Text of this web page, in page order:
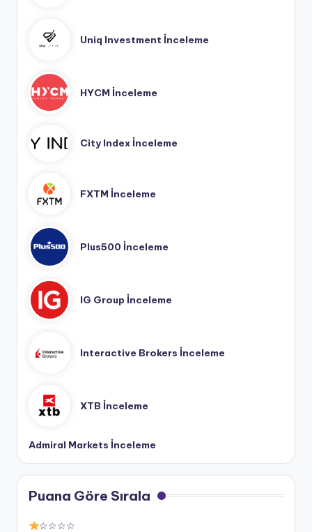
Uniq Investment İnceleme
HYCM İnceleme
City Index İnceleme
FXTM İnceleme
Plus500 İnceleme
IG Group İnceleme
Interactive Brokers İnceleme
XTB İnceleme
Admiral Markets İnceleme
Puana Göre Sırala
☆☆☆☆